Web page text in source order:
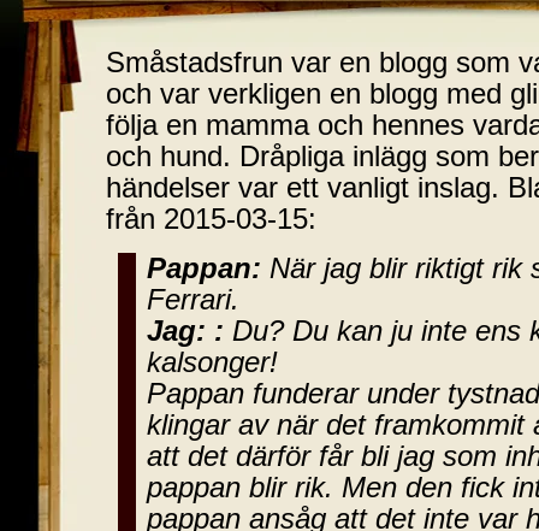
Småstadsfrun var en blogg som
och var verkligen en blogg med
följa en mamma och hennes
och hund. Dråpliga inlägg som
händelser var ett vanligt inslag.
från 2015-03-15:
Pappan: När jag blir riktigt rik
Ferrari.
Jag: : Du? Du kan ju inte ens
kalsonger!
Pappan funderar under
klingar av när det framkommit
att det därför får bli jag som
pappan blir rik. Men den fick
pappan ansåg att det inte var